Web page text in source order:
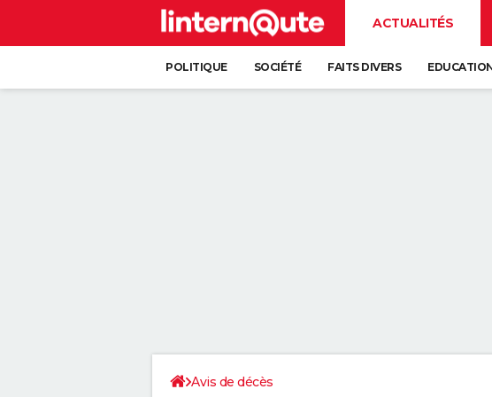
ACTUALITÉS
POLITIQUE SOCIÉTÉ FAITS DIVERS
Avis de décès